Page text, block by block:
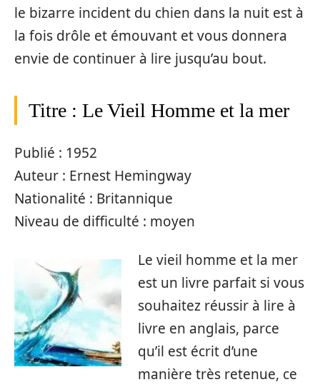
le bizarre incident du chien dans la nuit est à
la fois drôle et émouvant et vous donnera
envie de continuer à lire jusqu’au bout.
Titre : Le Vieil Homme et la mer
Publié : 1952
Auteur : Ernest Hemingway
Nationalité : Britannique
Niveau de difficulté : moyen
Le vieil homme et la mer
est un livre parfait si vous
souhaitez réussir à lire à
livre en anglais, parce
qu’il est écrit d’une
manière très retenue, ce